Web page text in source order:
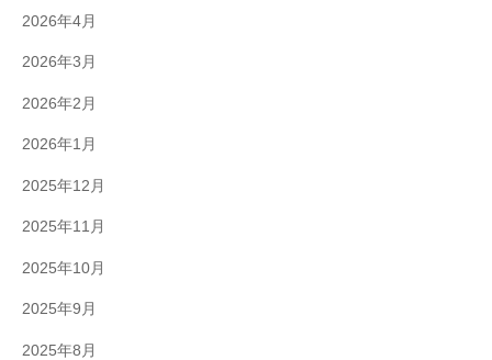
2026年4月
2026年3月
2026年2月
2026年1月
2025年12月
2025年11月
2025年10月
2025年9月
2025年8月